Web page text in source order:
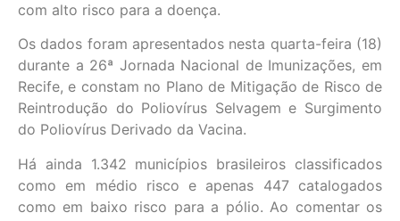
com alto risco para a doença.
Os dados foram apresentados nesta quarta-feira (18)
durante a 26ª Jornada Nacional de Imunizações, em
Recife, e constam no Plano de Mitigação de Risco de
Reintrodução do Poliovírus Selvagem e Surgimento
do Poliovírus Derivado da Vacina.
Há ainda 1.342 municípios brasileiros classificados
como em médio risco e apenas 447 catalogados
como em baixo risco para a pólio. Ao comentar os